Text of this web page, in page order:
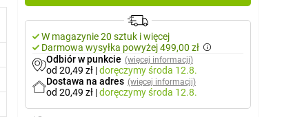
W magazynie 20 sztuk i więcej
Darmowa wysyłka powyżej 499,00 zł
Odbiór w punkcie (więcej informacji)
od 20,49 zł |doręczymyśroda 12.8.
Dostawa na adres (więcej informacji)
od 20,49 zł |doręczymyśroda 12.8.